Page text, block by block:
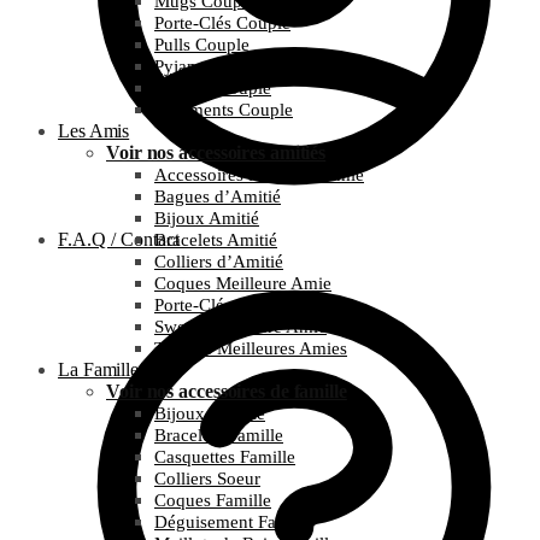
F.A.Q / Contact
Porte-Clés Couple
Pulls Couple
Pyjamas Couple
T-Shirts Couple
Vêtements Couple
Les Amis
Voir nos accessoires amitiés
Accessoires Meilleure Amie
Bagues d’Amitié
Bijoux Amitié
Bracelets Amitié
Colliers d’Amitié
Coques Meilleure Amie
Porte-Clés Amitié
Sweats Meilleure Amie
T-Shirts Meilleures Amies
La Famille
Voir nos accessoires de famille
Bijoux Famille
Bracelets Famille
Casquettes Famille
Colliers Soeur
Coques Famille
Déguisement Famille